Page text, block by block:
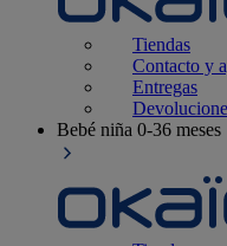
Tiendas
Contacto y
Entregas
Bebé niña 0-36 meses